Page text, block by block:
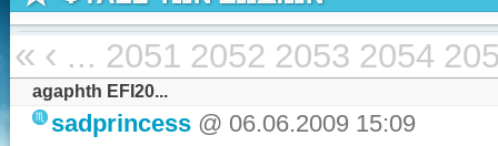
« ‹ ... 2051 2052 2053 2054
agaphth EFI20...
sadprincess @ 06.06.2009 15:09